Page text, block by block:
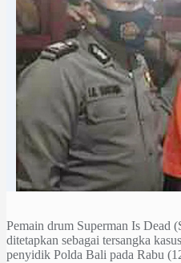
Pemain drum Superman Is Dead
ditetapkan sebagai tersangka
penyidik Polda Bali pada Rabu